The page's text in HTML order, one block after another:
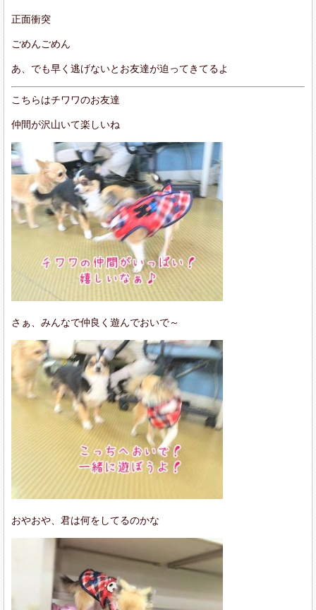
正面衝突
ごめんごめん
あ、でも早く逃げないとお友達が迫ってきてるよ
こちらはチワワのお友達
仲間が沢山いて楽しいね
さぁ、みんなで仲良く遊んでおいで～
おやおや、君は何をしてるのかな